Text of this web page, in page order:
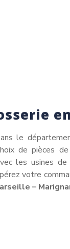
le
de pièces
les usines de
votre
–